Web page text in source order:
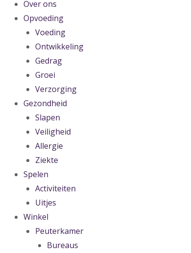
Over ons
Opvoeding
Voeding
Ontwikkeling
Gedrag
Groei
Verzorging
Gezondheid
Slapen
Veiligheid
Allergie
Ziekte
Spelen
Activiteiten
Uitjes
Winkel
Peuterkamer
Bureaus